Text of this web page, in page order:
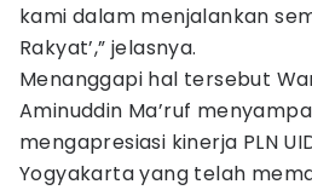
kami dalam menjalankan
Rakyat’,” jelasnya.
Menanggapi hal tersebut
Aminuddin Ma’ruf
mengapresiasi kinerja PLN
Yogyakarta yang telah